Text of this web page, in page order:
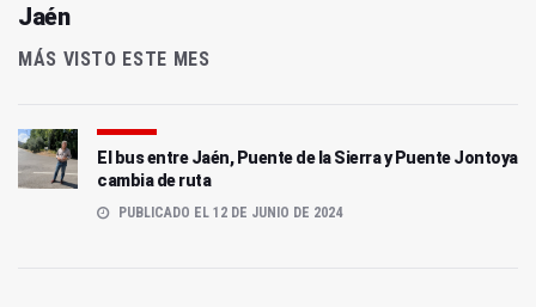
Jaén
MÁS VISTO ESTE MES
El bus entre Jaén, Puente de la Sierra y Puente Jontoya
cambia de ruta
PUBLICADO EL 12 DE JUNIO DE 2024